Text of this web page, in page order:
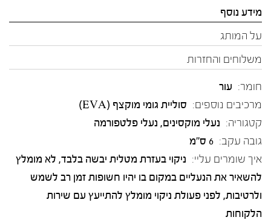
מידע נוסף
על המותג
משלוחים והחזרות
חומר: עור
מרכיבים נוספים: סוליית גומי מוקצף (EVA)
קטגוריה: נעלי מוקסינים, נעלי פלטפורמה
גובה עקב: 6 ס"מ
איך שומרים עליי: ניקוי בעזרת מטלית יבשה בלבד, לא מומלץ
להשאיר את הנעליים במקום בו יהיו חשופות זמן רב לשמש
ולרטיבות, לפני פעולת ניקוי מומלץ להתייעץ עם שירות
הלקוחות